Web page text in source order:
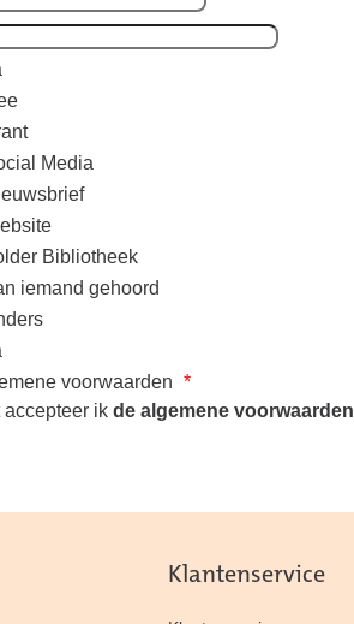
Media
Bibliotheek
iemand gehoord
voorwaarden *
accepteer ik de algemene voorwaarden
Klantenservice